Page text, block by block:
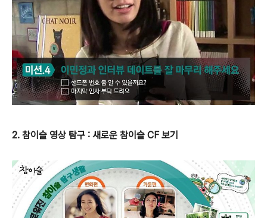
2. 참이슬 영상 탐구 : 새로운 참이슬 CF 보기